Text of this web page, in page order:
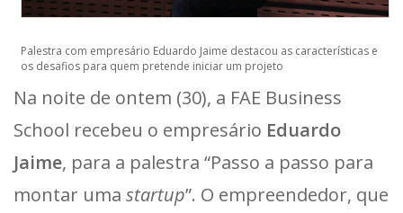
Palestra com empresário Eduardo Jaime destacou as características e
os desafios para quem pretende iniciar um projeto
Na noite de ontem (30), a FAE Business
School recebeu o empresário Eduardo
Jaime, para a palestra “Passo a passo para
montar uma startup”. O empreendedor, que